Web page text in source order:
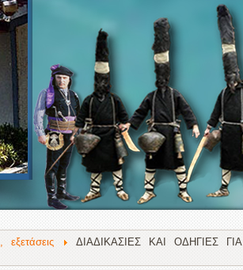
ΔΙΑΔΙΚΑΣΙΕΣ ΚΑΙ ΟΔΗΓΙΕΣ ΓΙΑ